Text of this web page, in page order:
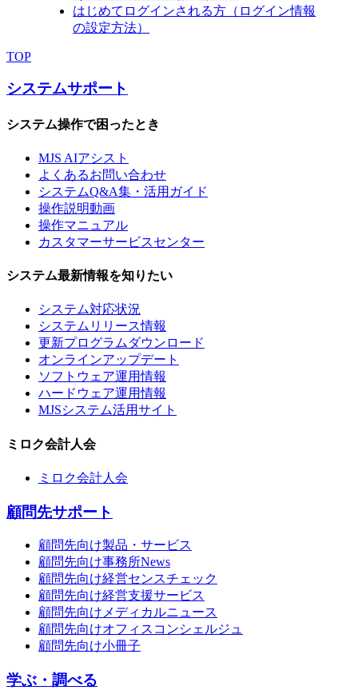
はじめてログインされる方（ログイン情報
の設定方法）
TOP
システムサポート
システム操作で困ったとき
MJS AIアシスト
よくあるお問い合わせ
システムQ&A集・活用ガイド
操作説明動画
操作マニュアル
カスタマーサービスセンター
システム最新情報を知りたい
システム対応状況
システムリリース情報
更新プログラムダウンロード
オンラインアップデート
ソフトウェア運用情報
ハードウェア運用情報
MJSシステム活用サイト
ミロク会計人会
ミロク会計人会
顧問先サポート
顧問先向け製品・サービス
顧問先向け事務所News
顧問先向け経営センスチェック
顧問先向け経営支援サービス
顧問先向けメディカルニュース
顧問先向けオフィスコンシェルジュ
顧問先向け小冊子
学ぶ・調べる